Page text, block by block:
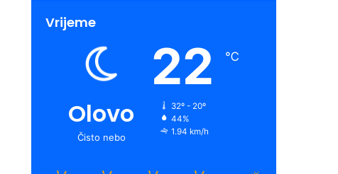
Vrijeme
Olovo
Čisto nebo
22 ℃
32º - 20º
44%
1.94 km/h